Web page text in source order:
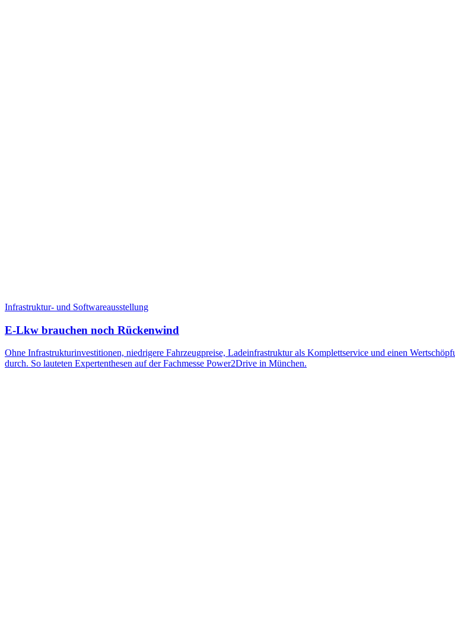
Infrastruktur- und Softwareausstellung
E-Lkw brauchen noch Rückenwind
Ohne Infrastrukturinvestitionen, niedrigere Fahrzeugpreise, Ladeinfrastruktur als Komplettservice und einen
durch. So lauteten Expertenthesen auf der Fachmesse Power2Drive in München.